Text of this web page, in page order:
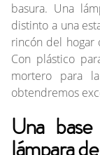
basura. Una
distinto a una
rincón del hogar
Con plástico
mortero para
obtendremos
Una